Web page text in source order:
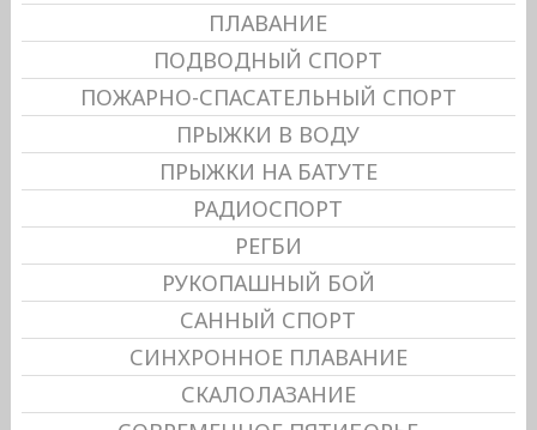
ПЛАВАНИЕ
ПОДВОДНЫЙ СПОРТ
ПОЖАРНО-СПАСАТЕЛЬНЫЙ СПОРТ
ПРЫЖКИ В ВОДУ
ПРЫЖКИ НА БАТУТЕ
РАДИОСПОРТ
РЕГБИ
РУКОПАШНЫЙ БОЙ
САННЫЙ СПОРТ
СИНХРОННОЕ ПЛАВАНИЕ
СКАЛОЛАЗАНИЕ